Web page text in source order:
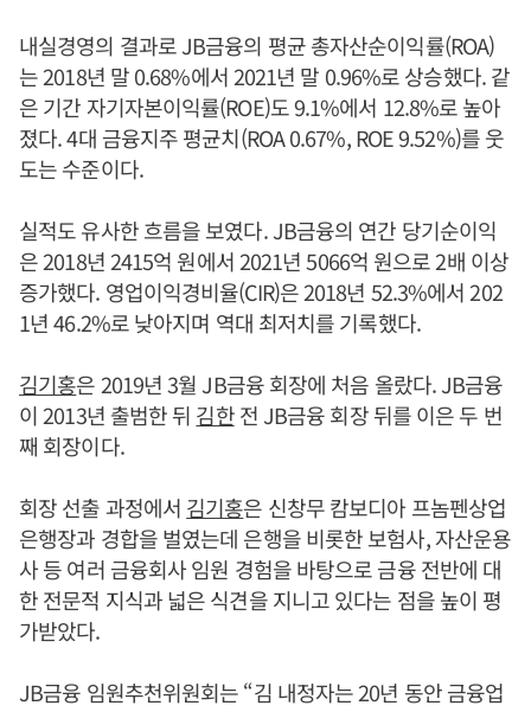
내실경영의 결과로 JB금융의 평균 총자산순이익률(ROA)
는 2018년 말 0.68%에서 2021년 말 0.96%로 상승했다. 같
은 기간 자기자본이익률(ROE)도 9.1%에서 12.8%로 높아
졌다. 4대 금융지주 평균치(ROA 0.67%, ROE 9.52%)를 웃
도는 수준이다.
실적도 유사한 흐름을 보였다. JB금융의 연간 당기순이익
은 2018년 2415억 원에서 2021년 5066억 원으로 2배 이상
증가했다. 영업이익경비율(CIR)은 2018년 52.3%에서 202
1년 46.2%로 낮아지며 역대 최저치를 기록했다.
김기홍은 2019년 3월 JB금융 회장에 처음 올랐다. JB금융
이 2013년 출범한 뒤 김한전 JB금융 회장 뒤를 이은 두 번
째 회장이다.
회장 선출 과정에서 김기홍은 신창무 캄보디아 프놈펜상업
은행장과 경합을 벌였는데 은행을 비롯한 보험사, 자산운용
사 등 여러 금융회사 임원 경험을 바탕으로 금융 전반에 대
한 전문적 지식과 넓은 식견을 지니고 있다는 점을 높이 평
가받았다.
JB금융 임원추천위원회는 “김 내정자는 20년 동안 금융업